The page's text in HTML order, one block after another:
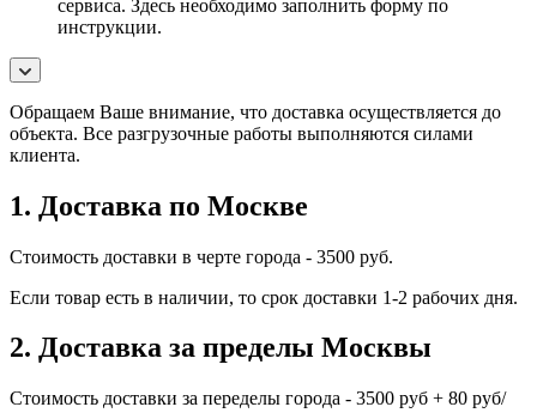
сервиса. Здесь необходимо заполнить форму по
инструкции.
Обращаем Ваше внимание, что доставка осуществляется до
объекта. Все разгрузочные работы выполняются силами
клиента.
1. Доставка по Москве
Стоимость доставки в черте города - 3500 руб.
Если товар есть в наличии, то срок доставки 1-2 рабочих дня.
2. Доставка за пределы Москвы
Стоимость доставки за переделы города - 3500 руб + 80 руб/